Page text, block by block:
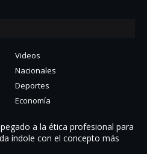
Videos
Nacionales
Deportes
Economía
a la ética profesional para
í­ndole con el concepto más